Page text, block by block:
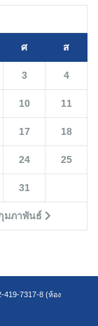
ศ ส
มภาพันธ์
3 4
10 11
17 18
24 25
31
419-7317-8 (ห้อง